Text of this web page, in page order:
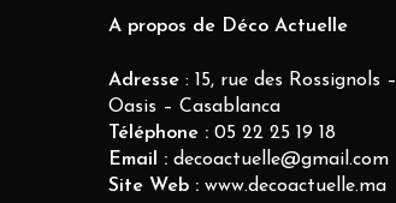
A propos de Déco Actuelle
Adresse : 15, rue des Rossignols –
Oasis – Casablanca
Téléphone : 05 22 25 19 18
Email : decoactuelle@gmail.com
Site Web : www.decoactuelle.ma